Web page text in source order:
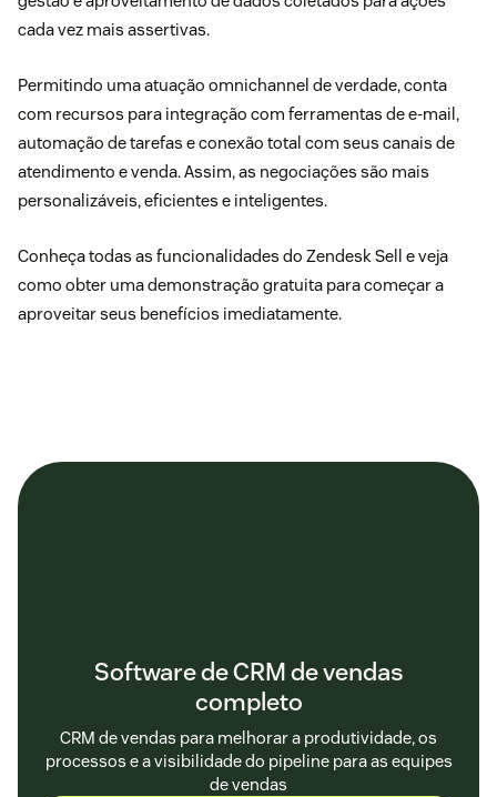
cada vez mais assertivas.
Permitindo uma atuação omnichannel de verdade, conta
com recursos para integração com ferramentas de e-mail,
automação de tarefas e conexão total com seus canais de
atendimento e venda. Assim, as negociações são mais
personalizáveis, eficientes e inteligentes.
Conheça todas as funcionalidades do Zendesk Sell e veja
como obter umademonstração gratuita para começar a
aproveitar seus benefícios imediatamente.
Software de CRM de vendas
completo
CRM de vendas para melhorar a produtividade, os
processos e a visibilidade do pipeline para as equipes
de vendas